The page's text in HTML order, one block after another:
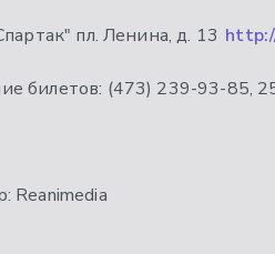
пл. Ленина, д. 13
билетов: (473) 239-93-85,
Reanimedia